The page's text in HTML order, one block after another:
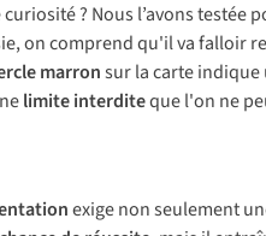
? Nous l’avons testée
on comprend qu'il va falloir
marronsur la carte indique
limite interditeque l'on ne
exige non seulement